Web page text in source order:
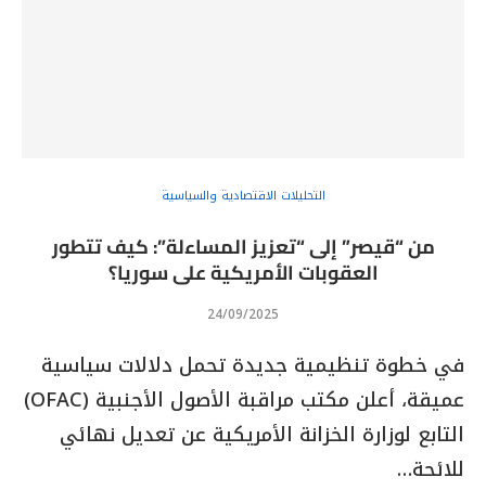
التحليلات الاقتصادية والسياسية
من “قيصر” إلى “تعزيز المساءلة”: كيف تتطور
العقوبات الأمريكية على سوريا؟
24/09/2025
في خطوة تنظيمية جديدة تحمل دلالات سياسية
عميقة، أعلن مكتب مراقبة الأصول الأجنبية (OFAC)
التابع لوزارة الخزانة الأمريكية عن تعديل نهائي
للائحة…